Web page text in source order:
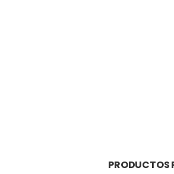
PRODUCTOS